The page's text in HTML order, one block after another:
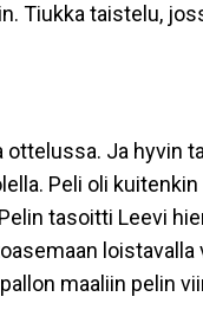
Tiukka taistelu,
Ja hyvin
Peli oli
tasoitti Leevi
loistavalla
maaliin pelin